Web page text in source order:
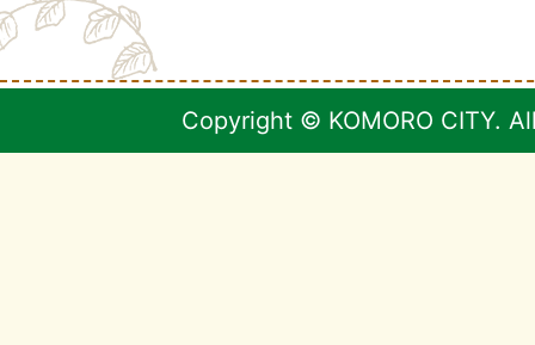
Copyright © KOMORO CITY.